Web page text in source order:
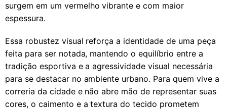
surgem em um vermelho vibrante e com maior
espessura.
Essa robustez visual reforça a identidade de uma peça
feita para ser notada, mantendo o equilíbrio entre a
tradição esportiva e a agressividade visual necessária
para se destacar no ambiente urbano. Para quem vive a
correria da cidade e não abre mão de representar suas
cores, o caimento e a textura do tecido prometem